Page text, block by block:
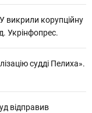
викрили корупційну
Укрінфопрес.
судді Пелиха».
відправив